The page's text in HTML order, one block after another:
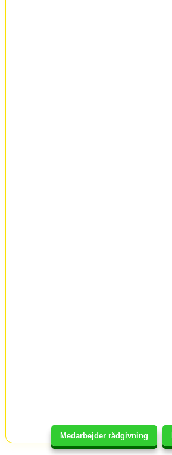
Medarbejder rådgivning